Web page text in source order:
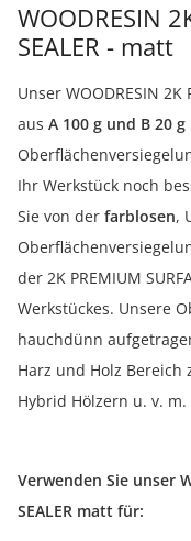
WOODRESIN
SEALER - matt
Unser WOODRESIN 2K
aus A 100 g und B 20 g
Ihr Werkstück noch
Sie von der farblosen,
der 2K PREMIUM
Werkstückes. Unsere
hauchdünn
Harz und Holz Bereich
Hybrid Hölzern u. v. m.
Verwenden Sie unser
SEALER matt für: